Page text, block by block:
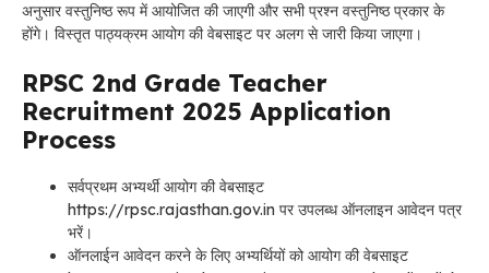
अनुसार वस्तुनिष्ठ रूप में आयोजित की जाएगी और सभी प्रश्न वस्तुनिष्ठ प्रकार के
होंगे। विस्तृत पाठ्यक्रम आयोग की वेबसाइट पर अलग से जारी किया जाएगा।
RPSC 2nd Grade Teacher
Recruitment 2025 Application
Process
सर्वप्रथम अभ्यर्थी आयोग की वेबसाइट
https://rpsc.rajasthan.gov.in पर उपलब्ध ऑनलाइन आवेदन पत्र
भरें।
ऑनलाईन आवेदन करने के लिए अभ्यर्थियों को आयोग की वेबसाइट